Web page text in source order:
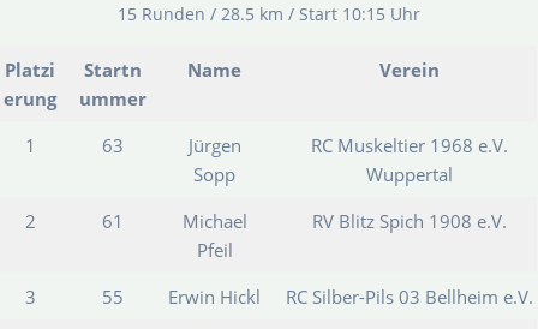
15 Runden / 28.5 km / Start 10:15 Uhr
Platzi
erung
Startn
ummer
Name Verein
1 63
Jürgen
Sopp
RC Muskeltier 1968 e.V.
Wuppertal
2
61
Michael
Pfeil
RV Blitz Spich 1908 e.V.
3 55 Erwin Hickl
RC Silber-Pils 03 Bellheim e.V.